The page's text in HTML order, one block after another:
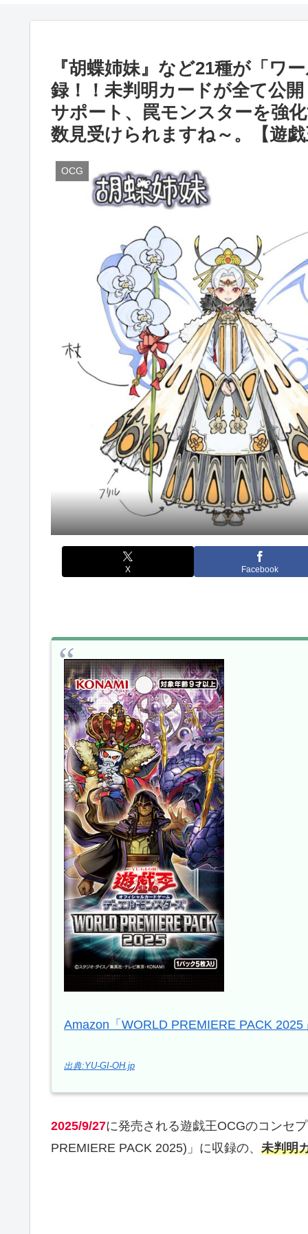
『胡蝶姉妹』など21種が「ワ
録！！未判明カードが全て公
サポート、罠モンスターを強
数見受けられますね～。【遊
OCG
X Facebook
Amazon「WORLD PREMIERE PACK 2025
出典:YU-GI-OH.jp
2025/9/27に発売される遊戯王OCGのコンセ
PREMIERE PACK 2025)」に収録の、 未判明